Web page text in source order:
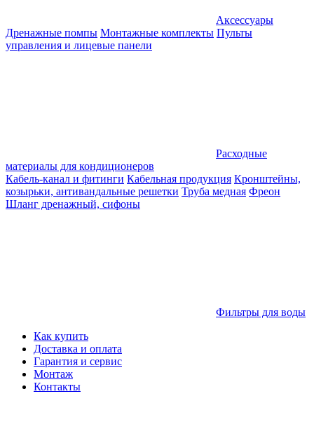
Аксессуары
Дренажные помпы Монтажные комплекты Пульты
управления и лицевые панели
Расходные
материалы для кондиционеров
Кабель-канал и фитинги Кабельная продукция Кронштейны,
козырьки, антивандальные решетки Труба медная Фреон
Шланг дренажный, сифоны
Фильтры для воды
Как купить
Доставка и оплата
Гарантия и сервис
Монтаж
Контакты